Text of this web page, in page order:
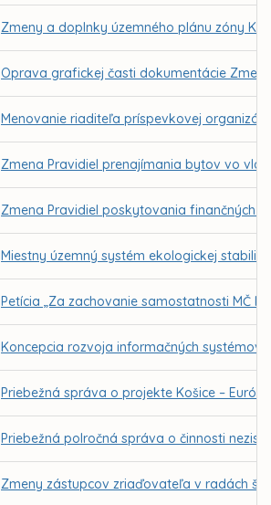
Zmeny a doplnky územného plánu zóny
Oprava grafickej časti dokumentácie
Menovanie riaditeľa príspevkovej
Zmena Pravidiel prenajímania bytov vo
Zmena Pravidiel poskytovania finančných
Miestny územný systém ekologickej
Petícia „Za zachovanie samostatnosti MČ
Koncepcia rozvoja informačných systémov
Priebežná správa o projekte Košice –
Priebežná polročná správa o činnosti
Zmeny zástupcov zriaďovateľa v radách